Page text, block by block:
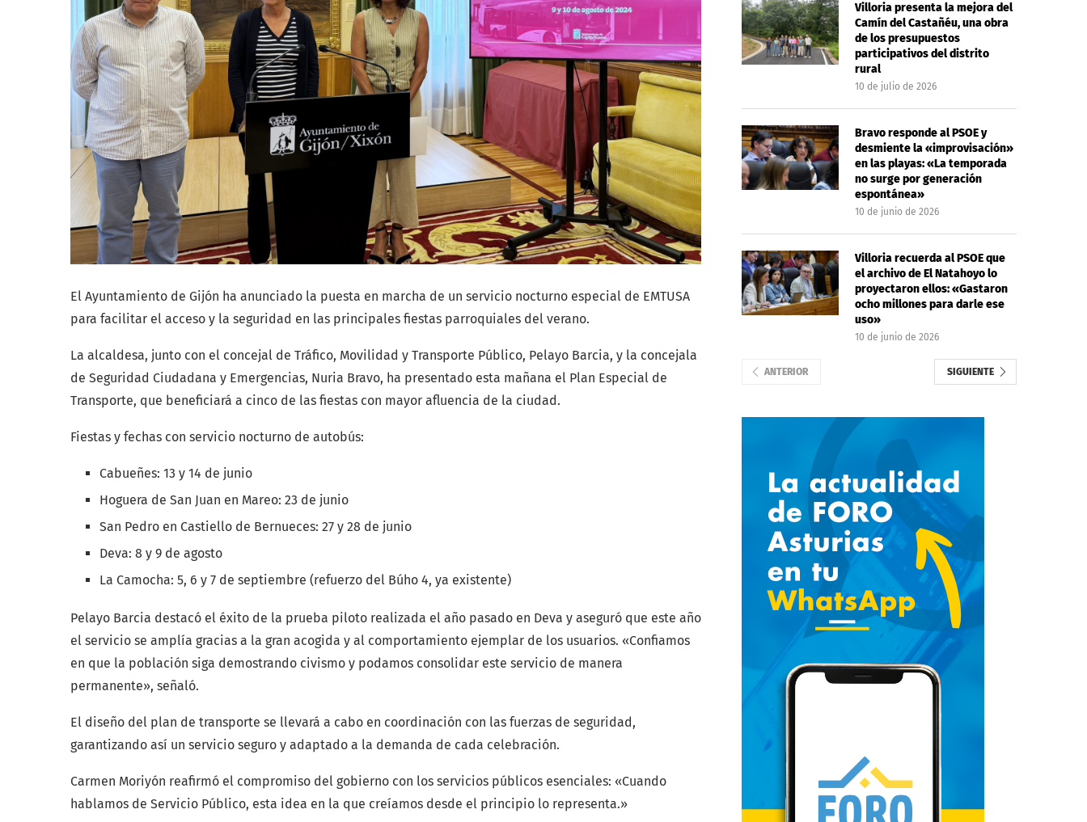
El Ayuntamiento de Gijón ha anunciado la puesta en marcha de un servicio nocturno especial de EMTUSA
para facilitar el acceso y la seguridad en las principales fiestas parroquiales del verano.
La alcaldesa, junto con el concejal de Tráfico, Movilidad y Transporte Público, Pelayo Barcia, y la concejala
de Seguridad Ciudadana y Emergencias, Nuria Bravo, ha presentado esta mañana el Plan Especial de
Transporte, que beneficiará a cinco de las fiestas con mayor afluencia de la ciudad.
Fiestas y fechas con servicio nocturno de autobús:
Cabueñes: 13 y 14 de junio
Hoguera de San Juan en Mareo: 23 de junio
San Pedro en Castiello de Bernueces: 27 y 28 de junio
Deva: 8 y 9 de agosto
La Camocha: 5, 6 y 7 de septiembre (refuerzo del Búho 4, ya existente)
Pelayo Barcia destacó el éxito de la prueba piloto realizada el año pasado en Deva y aseguró que este año
el servicio se amplía gracias a la gran acogida y al comportamiento ejemplar de los usuarios. «Confiamos
en que la población siga demostrando civismo y podamos consolidar este servicio de manera
permanente», señaló.
El diseño del plan de transporte se llevará a cabo en coordinación con las fuerzas de seguridad,
garantizando así un servicio seguro y adaptado a la demanda de cada celebración.
Carmen Moriyón reafirmó el compromiso del gobierno con los servicios públicos esenciales: «Cuando
hablamos de Servicio Público, esta idea en la que creíamos desde el principio lo representa.»
Villoria presenta la mejora del
Camín del Castañéu, una obra
de los presupuestos
participativos del distrito
rural
10 de julio de 2026
Bravo responde al PSOE y
desmiente la «improvisación»
en las playas: «La temporada
no surge por generación
espontánea»
10 de junio de 2026
Villoria recuerda al PSOE que
el archivo de El Natahoyo lo
proyectaron ellos: «Gastaron
ocho millones para darle ese
uso»
10 de junio de 2026
ANTERIOR SIGUIENTE